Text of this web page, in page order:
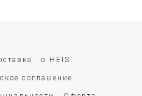
о HEIS
соглашение